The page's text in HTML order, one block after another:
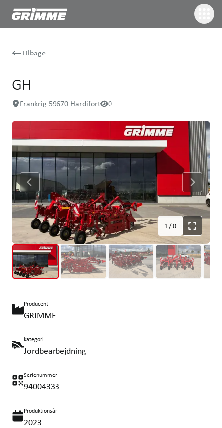
Tilbage
GH
Frankrig 59670 Hardifort 0
1/0
Producent
GRIMME
kategori
Jordbearbejdning
Serienummer
94004333
Produktionsår
2023